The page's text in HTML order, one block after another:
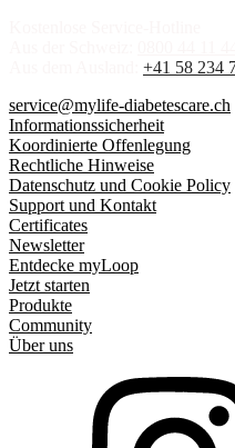
+41 58 234
service@mylife-diabetescare.ch
Informationssicherheit
Koordinierte Offenlegung
Rechtliche Hinweise
Datenschutz und Cookie Policy
Support und Kontakt
Certificates
Newsletter
Entdecke myLoop
Jetzt starten
Produkte
Community
Über uns